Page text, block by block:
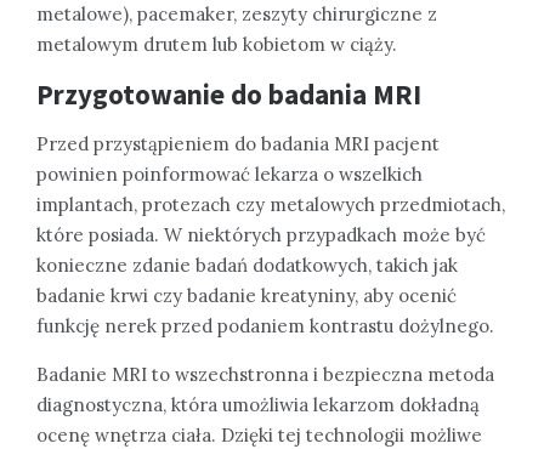
metalowe), pacemaker, zeszyty chirurgiczne z
metalowym drutem lub kobietom w ciąży.
Przygotowanie do badania MRI
Przed przystąpieniem do badania MRI pacjent
powinien poinformować lekarza o wszelkich
implantach, protezach czy metalowych przedmiotach,
które posiada. W niektórych przypadkach może być
konieczne zdanie badań dodatkowych, takich jak
badanie krwi czy badanie kreatyniny, aby ocenić
funkcję nerek przed podaniem kontrastu dożylnego.
Badanie MRI to wszechstronna i bezpieczna metoda
diagnostyczna, która umożliwia lekarzom dokładną
ocenę wnętrza ciała. Dzięki tej technologii możliwe